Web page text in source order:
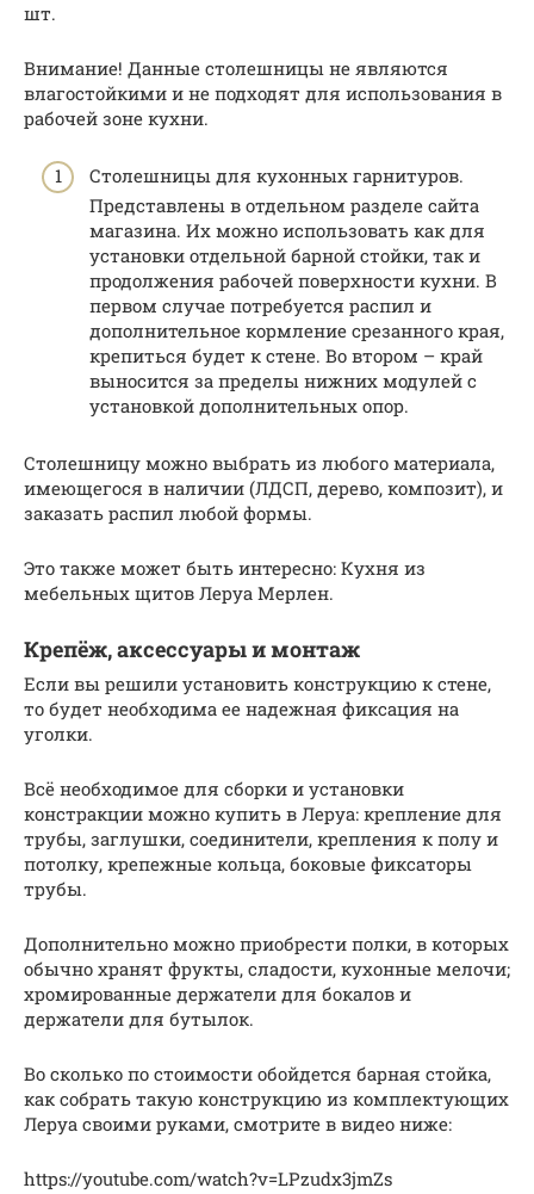
шт.
Внимание! Данные столешницы не являются
влагостойкими и не подходят для использования в
рабочей зоне кухни.
Столешницы для кухонных гарнитуров.
Представлены в отдельном разделе сайта
магазина. Их можно использовать как для
установки отдельной барной стойки, так и
продолжения рабочей поверхности кухни. В
первом случае потребуется распил и
дополнительное кормление срезанного края,
крепиться будет к стене. Во втором – край
выносится за пределы нижних модулей с
установкой дополнительных опор.
Столешницу можно выбрать из любого материала,
имеющегося в наличии (ЛДСП, дерево, композит), и
заказать распил любой формы.
Это также может быть интересно: Кухня из
мебельных щитов Леруа Мерлен.
Крепёж, аксессуары и монтаж
Если вы решили установить конструкцию к стене,
то будет необходима ее надежная фиксация на
уголки.
Всё необходимое для сборки и установки
констракции можно купить в Леруа: крепление для
трубы, заглушки, соединители, крепления к полу и
потолку, крепежные кольца, боковые фиксаторы
трубы.
Дополнительно можно приобрести полки, в которых
обычно хранят фрукты, сладости, кухонные мелочи;
хромированные держатели для бокалов и
держатели для бутылок.
Во сколько по стоимости обойдется барная стойка,
как собрать такую конструкцию из комплектующих
Леруа своими руками, смотрите в видео ниже:
https://youtube.com/watch?v=LPzudx3jmZs